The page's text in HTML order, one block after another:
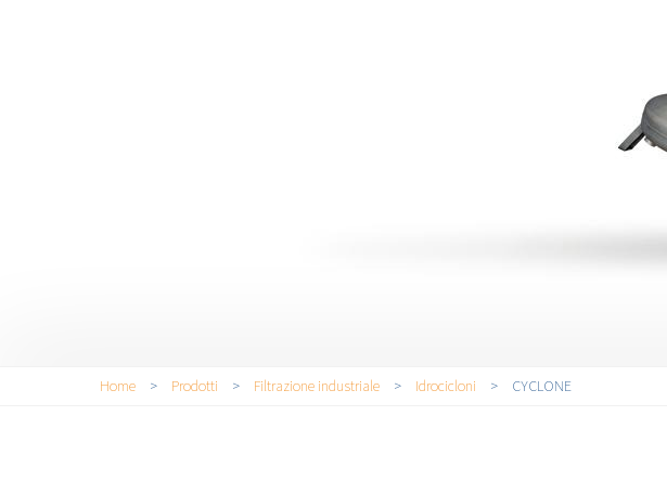
Tu sei qui
Home > Prodotti > Filtrazione industriale > Idrocicloni > CYCLONE